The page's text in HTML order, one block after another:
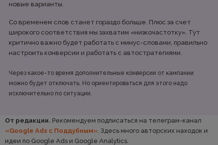
новые варианты.
Со временем слов станет гораздо больше. Плюс за счет
широкого соответствия мы захватим «низкочастотку». Тут
критично важно будет работать с минус-словами, правильно
настроить конверсии и работать с автостратегиями.
Через какое-то время дополнительные конверсии от кампании
можно будет отключать. Но ориентироваться для этого надо
исключительно по ситуации.
От редакции. Рекомендуем подписаться на телеграм-канал
«Google Ads с Поддубным». Здесь много авторских находок и
идеи по Google Ads и Google Analytics.